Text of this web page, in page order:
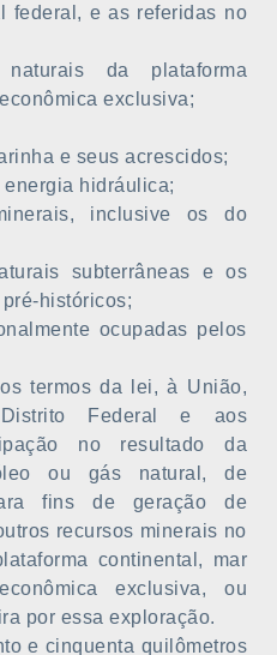
federal, e as referidas no
da plataforma
exclusiva;
e seus acrescidos;
hidráulica;
inclusive os do
subterrâneas e os
históricos;
ocupadas pelos
termos da lei, à União,
Federal e aos
no resultado da
ou gás natural, de
fins de geração de
recursos minerais no
continental, mar
exclusiva, ou
por essa exploração.
e cinquenta quilômetros